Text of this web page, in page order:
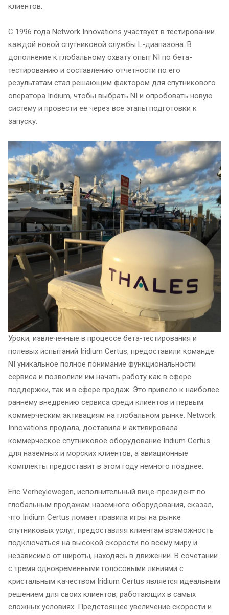
клиентов.
С 1996 года Network Innovations участвует в тестировании
каждой новой спутниковой службы L-диапазона. В
дополнение к глобальному охвату опыт NI по бета-
тестированию и составлению отчетности по его
результатам стал решающим фактором для спутникового
оператора Iridium, чтобы выбрать NI и опробовать новую
систему и провести ее через все этапы подготовки к
запуску.
Уроки, извлеченные в процессе бета-тестирования и
полевых испытаний Iridium Certus, предоставили команде
NI уникальное полное понимание функциональности
сервиса и позволили им начать работу как в сфере
поддержки, так и в сфере продаж. Это привело к наиболее
раннему внедрению сервиса среди клиентов и первым
коммерческим активациям на глобальном рынке. Network
Innovations продала, доставила и активировала
коммерческое спутниковое оборудование Iridium Certus
для наземных и морских клиентов, а авиационные
комплекты предоставит в этом году немного позднее.
Eric Verheylewegen, исполнительный вице-президент по
глобальным продажам наземного оборудования, сказал,
что Iridium Certus ломает правила игры на рынке
спутниковых услуг, предоставляя клиентам возможность
подключаться на высокой скорости по всему миру и
независимо от широты, находясь в движении. В сочетании
с тремя одновременными голосовыми линиями с
кристальным качеством Iridium Certus является идеальным
решением для своих клиентов, работающих в самых
сложных условиях. Предстоящее увеличение скорости и